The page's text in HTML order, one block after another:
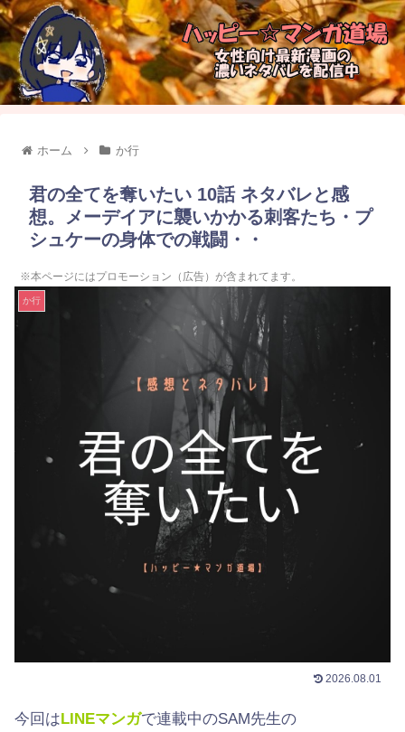
ホーム か行
君の全てを奪いたい 10話 ネタバレと感
想。メーデイアに襲いかかる刺客たち・プ
シュケーの身体での戦闘・・
※本ページにはプロモーション（広告）が含まれてます。
か行
2026.08.01
今回はLINEマンガで連載中のSAM先生の